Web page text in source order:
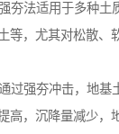
夯法适用于多种土
等，尤其对松散、
过强夯冲击，地基
高，沉降量减少，